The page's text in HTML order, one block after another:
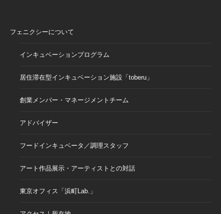
フェニクシーについて
インキュベーションプログラム
居住滞在型インキュベーション施設「toberu」
創業メンバー・マネージメントチーム
アドバイザー
フードインキュベータ／調理スタッフ
アート作品展示・アーティストとの対話
東京オフィス「浜町Lab.」